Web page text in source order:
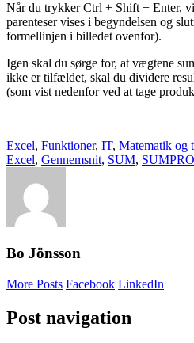
Når du trykker Ctrl + Shift + Enter,
parenteser vises i begyndelsen og
formellinjen i billedet ovenfor).
Igen skal du sørge for, at vægtene
ikke er tilfældet, skal du dividere
(som vist nedenfor ved at tage
Excel, Funktioner, IT, Matematik og
Excel, Gennemsnit, SUM,
Bo Jönsson
More Posts Facebook LinkedIn
Post navigation